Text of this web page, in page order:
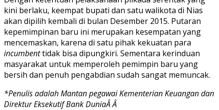
kini berlaku, keempat bupati dan satu walikota di Nias
akan dipilih kembali di bulan Desember 2015. Putaran
kepemimpinan baru ini merupakan kesempatan yang
mencemaskan, karena di satu pihak kekuatan para
incumbenttidak bisa dipungkiri. Sementara kerinduan
masyarakat untuk memperoleh pemimpin baru yang
bersih dan penuh pengabdian sudah sangat memuncak.
*Penulis adalah Mantan pegawai Kementerian Keuangan dan
Direktur Eksekutif Bank DuniaÂ Â